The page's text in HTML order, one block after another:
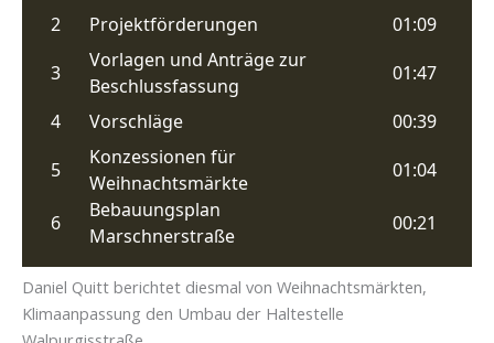
Daniel Quitt berichtet diesmal von Weihnachtsmärkten,
Klimaanpassung den Umbau der Haltestelle